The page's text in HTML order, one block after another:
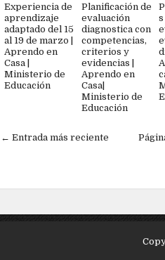
Experiencia de
aprendizaje
adaptado del 15
al 19 de marzo |
Aprendo en
Casa |
Ministerio de
Educación
Planificación de
evaluación
diagnostica con
competencias,
criterios y
evidencias |
Aprendo en
Casa|
Ministerio de
Educación
← Entrada más reciente